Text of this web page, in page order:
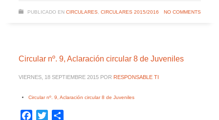
PUBLICADO EN CIRCULARES, CIRCULARES 2015/2016 NO COMMENTS
Circular nº. 9, Aclaración circular 8 de Juveniles
VIERNES, 18 SEPTIEMBRE 2015 POR RESPONSABLE TI
Circular nº. 9, Aclaración circular 8 de Juveniles
Facebook
Twitter